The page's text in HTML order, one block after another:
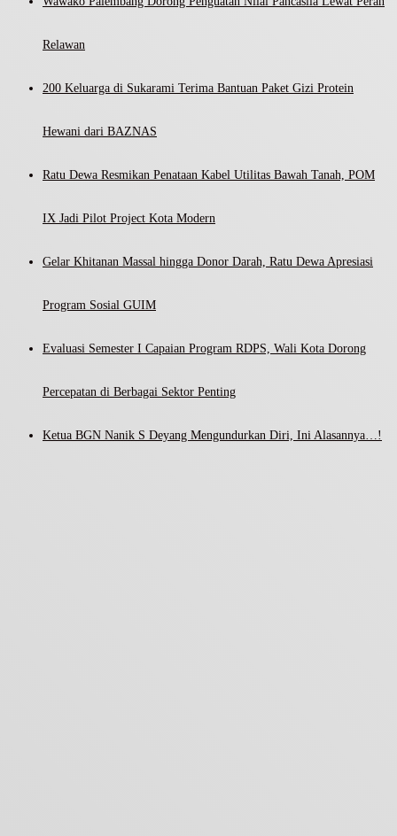
Relawan
200 Keluarga di Sukarami Terima Bantuan Paket Gizi Protein
Hewani dari BAZNAS
Ratu Dewa Resmikan Penataan Kabel Utilitas Bawah Tanah, POM
IX Jadi Pilot Project Kota Modern
Gelar Khitanan Massal hingga Donor Darah, Ratu Dewa Apresiasi
Program Sosial GUIM
Evaluasi Semester I Capaian Program RDPS, Wali Kota Dorong
Percepatan di Berbagai Sektor Penting
Ketua BGN Nanik S Deyang Mengundurkan Diri, Ini Alasannya…!